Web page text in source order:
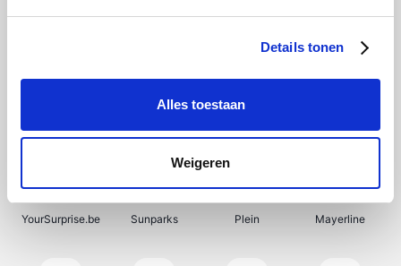
Details tonen
Alles toestaan
Weigeren
SupraBazar Shein Bergfreunde Smartwatchbanden
YourSurprise.be Sunparks Plein Mayerline